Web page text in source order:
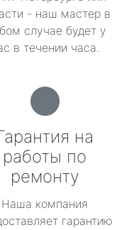
- наш мастер в
случае будет у
в течении часа.
на
работы по
ремонту
Наша компания
гарантию